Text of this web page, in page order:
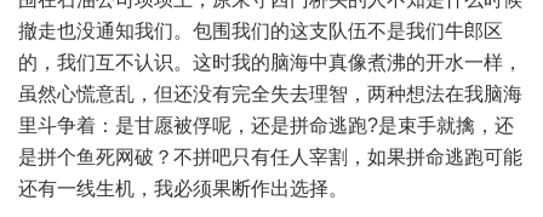
撤走也没通知我们。包围我们的这支队伍不是我们牛郎区
的，我们互不认识。这时我的脑海中真像煮沸的开水一样，
虽然心慌意乱，但还没有完全失去理智，两种想法在我脑海
里斗争着：是甘愿被俘呢，还是拼命逃跑?是束手就擒，还
是拼个鱼死网破？不拼吧只有任人宰割，如果拼命逃跑可能
还有一线生机，我必须果断作出选择。